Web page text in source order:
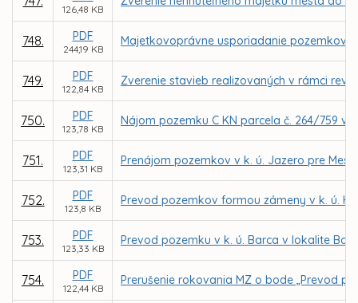
126,48 KB
748. PDF
244,19 KB
Majetkovoprávne usporiadanie pozemkov
749. PDF
122,84 KB
Zverenie stavieb realizovaných v rámci
750. PDF
123,78 KB
Nájom pozemku C KN parcela č. 264/759
751. PDF
123,31 KB
Prenájom pozemkov v k. ú. Jazero pre
752. PDF
123,8 KB
Prevod pozemkov formou zámeny v k. ú.
753. PDF
123,33 KB
Prevod pozemku v k. ú. Barca v lokalite
754. PDF
122,44 KB
Prerušenie rokovania MZ o bode „Prevod